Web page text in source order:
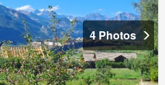
4 Photos